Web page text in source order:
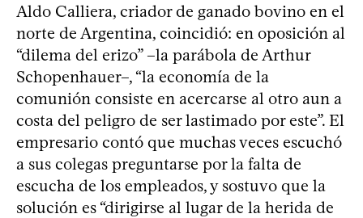
Aldo Calliera, criador de ganado bovino en el
norte de Argentina, coincidió: en oposición al
“dilema del erizo” –la parábola de Arthur
Schopenhauer–, “la economía de la
comunión consiste en acercarse al otro aun a
costa del peligro de ser lastimado por este”. El
empresario contó que muchas veces escuchó
a sus colegas preguntarse por la falta de
escucha de los empleados, y sostuvo que la
solución es “dirigirse al lugar de la herida de